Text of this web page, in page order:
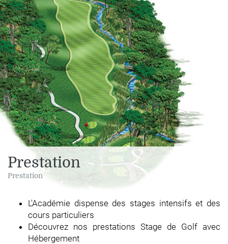
Prestation
Prestation
L'Académie dispense des stages intensifs et des
cours particuliers
Découvrez nos prestations Stage de Golf avec
Hébergement